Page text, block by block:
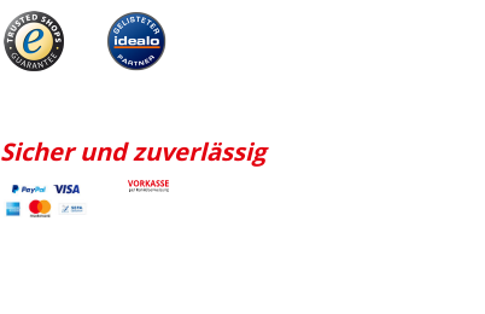
Sicher und zuverlässig